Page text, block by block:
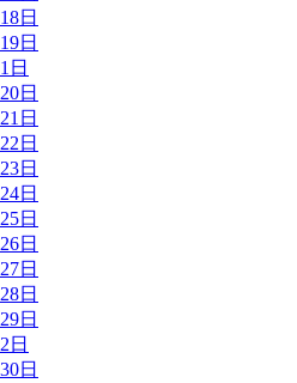
日
日
日
日
日
日
日
日
日
日
日
日
日
日
日